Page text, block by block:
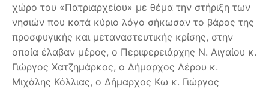
χώρο του «Πατριαρχείου» με θέμα την στήριξη των
νησιών που κατά κύριο λόγο σήκωσαν το βάρος της
προσφυγικής και μεταναστευτικής κρίσης, στην
οποία έλαβαν μέρος, ο Περιφερειάρχης Ν. Αιγαίου κ.
Γιώργος Χατζημάρκος, ο Δήμαρχος Λέρου κ.
Μιχάλης Κόλλιας, ο Δήμαρχος Κω κ. Γιώργος